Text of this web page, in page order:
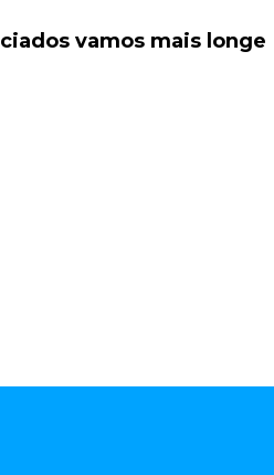
vamos mais longe